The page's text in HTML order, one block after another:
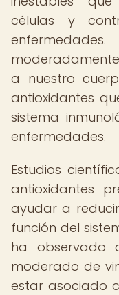
células y
a nuestro
antioxidantes
sistema
enfermedades.
Estudios
antioxidantes
ayudar a
función del
ha observado
moderado de
estar asociado